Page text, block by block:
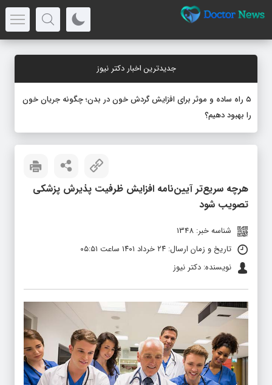
جدیدترین اخبار دکتر نیوز
۵ راه ساده و موثر برای افزایش گردش خون در بدن؛ چگونه جریان خون
را بهبود دهیم؟
هرچه سریع‌تر آیین‌نامه افزایش ظرفیت پذیرش پزشکی
تصویب شود
شناسه خبر: 1348
تاریخ و زمان ارسال: ۲۴ خرداد ۱۴۰۱ ساعت ۰۵:۵۱
نویسنده: دکتر نیوز